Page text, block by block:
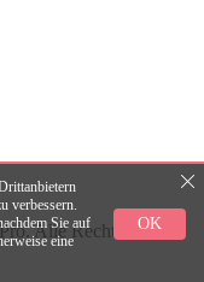
Alle Rechte
verbessern.
Sie auf
eine
OK